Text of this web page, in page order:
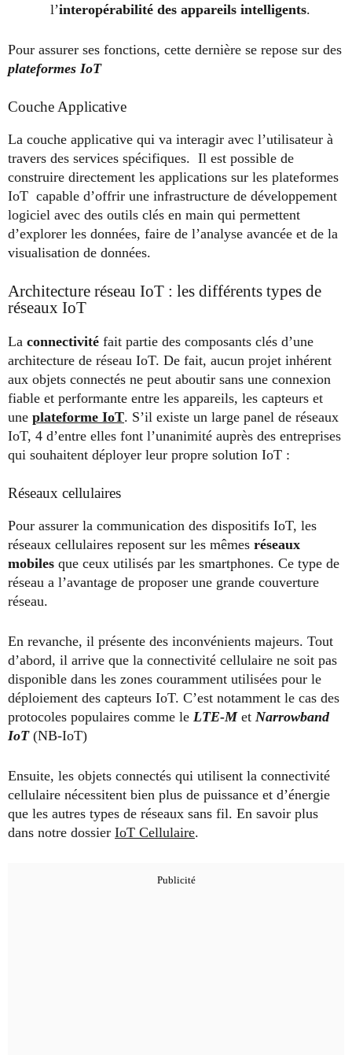
l’interopérabilité des appareils intelligents.
Pour assurer ses fonctions, cette dernière se repose sur des
plateformes IoT
Couche Applicative
La couche applicative qui va interagir avec l’utilisateur à
travers des services spécifiques. Il est possible de
construire directement les applications sur les plateformes
IoT capable d’offrir une infrastructure de développement
logiciel avec des outils clés en main qui permettent
d’explorer les données, faire de l’analyse avancée et de la
visualisation de données.
Architecture réseau IoT : les différents types de
réseaux IoT
La connectivité fait partie des composants clés d’une
architecture de réseau IoT. De fait, aucun projet inhérent
aux objets connectés ne peut aboutir sans une connexion
fiable et performante entre les appareils, les capteurs et
une plateforme IoT. S’il existe un large panel de réseaux
IoT, 4 d’entre elles font l’unanimité auprès des entreprises
qui souhaitent déployer leur propre solution IoT :
Réseaux cellulaires
Pour assurer la communication des dispositifs IoT, les
réseaux cellulaires reposent sur les mêmes réseaux
mobiles que ceux utilisés par les smartphones. Ce type de
réseau a l’avantage de proposer une grande couverture
réseau.
En revanche, il présente des inconvénients majeurs. Tout
d’abord, il arrive que la connectivité cellulaire ne soit pas
disponible dans les zones couramment utilisées pour le
déploiement des capteurs IoT. C’est notamment le cas des
protocoles populaires comme le LTE-Met Narrowband
IoT(NB-IoT)
Ensuite, les objets connectés qui utilisent la connectivité
cellulaire nécessitent bien plus de puissance et d’énergie
que les autres types de réseaux sans fil. En savoir plus
dans notre dossier IoT Cellulaire.